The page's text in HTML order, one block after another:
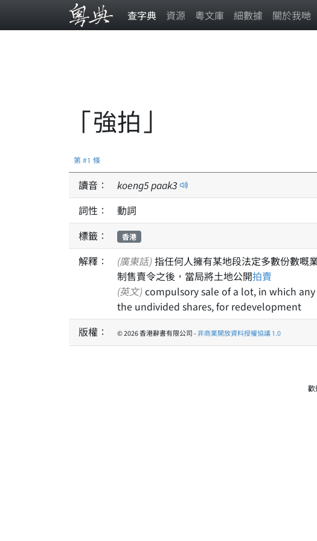
查字典 資源 粵文庫 細數據 關於我哋
「強拍」
第 #1 條
讀音： koeng5paak3
詞性：
動詞
標籤：
香港
解釋： (廣東話) 指任何人擁有某地段法定多數份數嘅
制售賣令之後，當局將土地公開拍賣
(英文) compulsory sale of a lot, in which
the undivided shares, for redevelopment
版權：
© 2026 香港辭書有限公司 -非商業開放資料授權協議 1.0
歡